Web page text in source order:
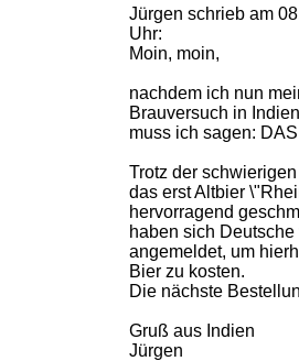
Jürgen schrieb am
Uhr:
Moin, moin,
nachdem ich nun
Brauversuch in
muss ich sagen:
Trotz der
das erst Altbier
hervorragend
haben sich
angemeldet, um
Bier zu kosten.
Die nächste
Gruß aus Indien
Jürgen